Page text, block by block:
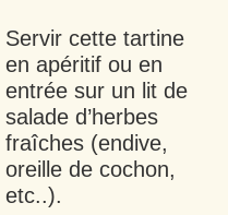
Servir cette tartine
en apéritif ou en
entrée sur un lit de
salade d’herbes
fraîches (endive,
oreille de cochon,
etc..).